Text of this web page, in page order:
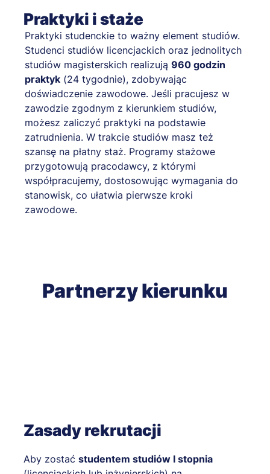
Praktyki i staże
Praktyki studenckie to ważny element studiów.
Studenci studiów licencjackich oraz jednolitych
studiów magisterskich realizują 960 godzin
praktyk (24 tygodnie), zdobywając
doświadczenie zawodowe. Jeśli pracujesz w
zawodzie zgodnym z kierunkiem studiów,
możesz zaliczyć praktyki na podstawie
zatrudnienia. W trakcie studiów masz też
szansę na płatny staż. Programy stażowe
przygotowują pracodawcy, z którymi
współpracujemy, dostosowując wymagania do
stanowisk, co ułatwia pierwsze kroki
zawodowe.
Partnerzy kierunku
Zasady rekrutacji
Aby zostać studentem studiów I stopnia